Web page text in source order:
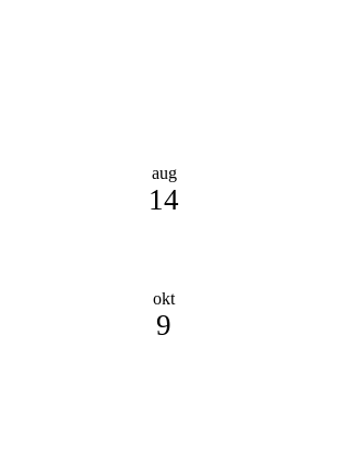
aug
14
okt
9